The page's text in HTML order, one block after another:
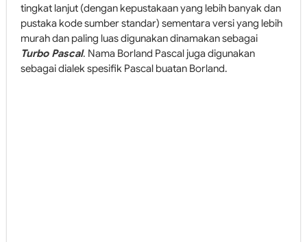
tingkat lanjut (dengan kepustakaan yang lebih banyak dan
pustaka kode sumber standar) sementara versi yang lebih
murah dan paling luas digunakan dinamakan sebagai
Turbo Pascal. Nama Borland Pascal juga digunakan
sebagai dialek spesifik Pascal buatan Borland.